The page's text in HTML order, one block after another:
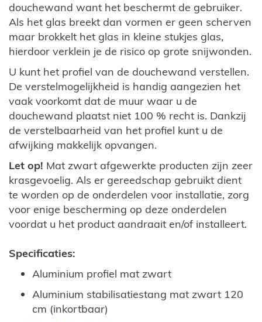
douchewand want het beschermt de gebruiker.
Als het glas breekt dan vormen er geen scherven
maar brokkelt het glas in kleine stukjes glas,
hierdoor verklein je de risico op grote snijwonden.
U kunt het profiel van de douchewand verstellen.
De verstelmogelijkheid is handig aangezien het
vaak voorkomt dat de muur waar u de
douchewand plaatst niet 100 % recht is. Dankzij
de verstelbaarheid van het profiel kunt u de
afwijking makkelijk opvangen.
Let op! Mat zwart afgewerkte producten zijn zeer
krasgevoelig. Als er gereedschap gebruikt dient
te worden op de onderdelen voor installatie, zorg
voor enige bescherming op deze onderdelen
voordat u het product aandraait en/of installeert.
Specificaties:
Aluminium profiel mat zwart
Aluminium stabilisatiestang mat zwart 120
cm (inkortbaar)